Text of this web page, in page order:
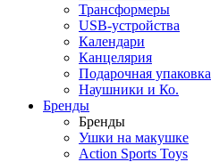
Трансформеры
USB-устройства
Календари
Канцелярия
Подарочная упаковка
Наушники и Ко.
Бренды
Бренды
Ушки на макушке
Action Sports Toys